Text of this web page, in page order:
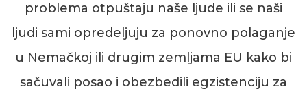
problema otpuštaju naše ljude ili se naši
ljudi sami opredeljuju za ponovno polaganje
u Nemačkoj ili drugim zemljama EU kako bi
sačuvali posao i obezbedili egzistenciju za